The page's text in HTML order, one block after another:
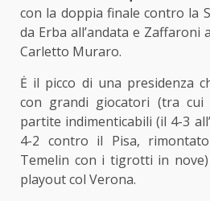
con la doppia finale contro la
da Erba all’andata e Zaffaroni
Carletto Muraro.
Ė il picco di una presidenza
con grandi giocatori (tra cui
partite indimenticabili (il 4-3
4-2 contro il Pisa,
Temelin con i tigrotti in
playout col Verona.